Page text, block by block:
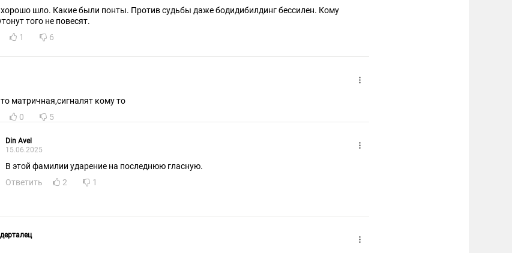
хорошо шло. Какие были понты. Против судьбы даже бодидибилдинг бессилен. Кому
того не повесят.
1 6
матричная,сигналят кому то
0 5
Din Avel
15.06.2025
В этой фамилии ударение на последнюю гласную.
Ответить
2 1